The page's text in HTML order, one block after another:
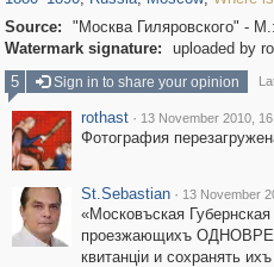
Source:
"Москва Гиляровского" -
Watermark signature:
uploaded by
5
Sign in to share your opinion
rothast · 13 November 2010,
Фотография
St.Sebastian · 13 November
«Московъская
проезжающихъ
квитанцiи и сохранять